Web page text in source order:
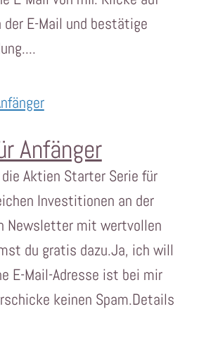
E-Mail und bestätige
Anfänger
Aktien Starter Serie für
Investitionen an der
Newsletter mit wertvollen
du gratis dazu.Ja, ich will
E-Mail-Adresse ist bei mir
keinen Spam.Details